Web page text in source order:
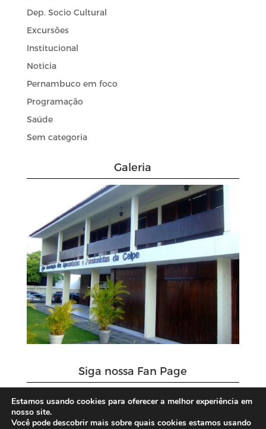
Dep. Socio Cultural
Excursões
Institucional
Noticia
Pernambuco em foco
Programação
Saúde
Sem categoria
Galeria
Siga nossa Fan Page
Estamos usando cookies para oferecer a melhor experiência em
nosso site.
Você pode descobrir mais sobre quais cookies estamos usando